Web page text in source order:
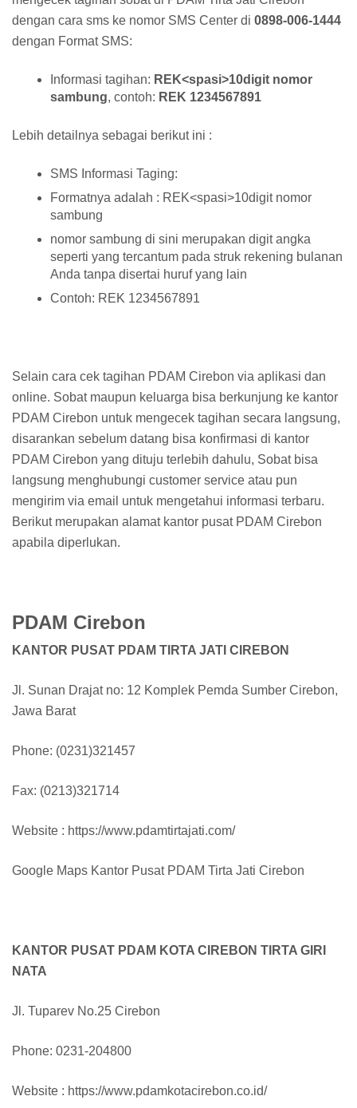
dengan cara sms ke nomor SMS Center di 0898-006-1444
dengan Format SMS:
Informasi tagihan: REK<spasi>10digit nomor
sambung, contoh: REK 1234567891
Lebih detailnya sebagai berikut ini :
SMS Informasi Taging:
Formatnya adalah : REK<spasi>10digit nomor
sambung
nomor sambung di sini merupakan digit angka
seperti yang tercantum pada struk rekening bulanan
Anda tanpa disertai huruf yang lain
Contoh: REK 1234567891
Selain cara cek tagihan PDAM Cirebon via aplikasi dan
online. Sobat maupun keluarga bisa berkunjung ke kantor
PDAM Cirebon untuk mengecek tagihan secara langsung,
disarankan sebelum datang bisa konfirmasi di kantor
PDAM Cirebon yang dituju terlebih dahulu, Sobat bisa
langsung menghubungi customer service atau pun
mengirim via email untuk mengetahui informasi terbaru.
Berikut merupakan alamat kantor pusat PDAM Cirebon
apabila diperlukan.
PDAM Cirebon
KANTOR PUSAT PDAM TIRTA JATI CIREBON
Jl. Sunan Drajat no: 12 Komplek Pemda Sumber Cirebon,
Jawa Barat
Phone: (0231)321457
Fax: (0213)321714
Website : https://www.pdamtirtajati.com/
Google Maps Kantor Pusat PDAM Tirta Jati Cirebon
KANTOR PUSAT PDAM KOTA CIREBON TIRTA GIRI
NATA
Jl. Tuparev No.25 Cirebon
Phone: 0231-204800
Website : https://www.pdamkotacirebon.co.id/